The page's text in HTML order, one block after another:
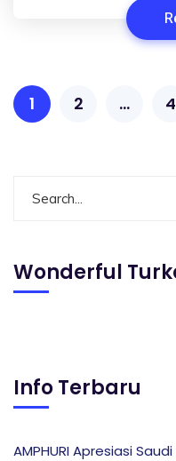
1 2 … 4
Wonderful
Info Terbaru
AMPHURI Apresiasi